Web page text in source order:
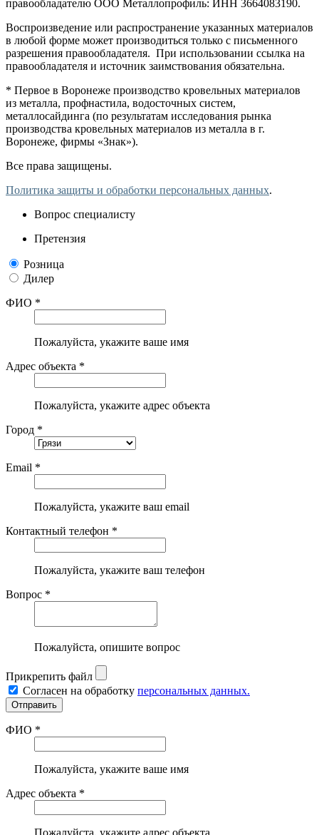
правообладателю ООО Металлопрофиль: ИНН 3664083190.
Воспроизведение или распространение указанных материалов
в любой форме может производиться только с письменного
разрешения правообладателя. При использовании ссылка на
правообладателя и источник заимствования обязательна.
* Первое в Воронеже производство кровельных материалов
из металла, профнастила, водосточных систем,
металлосайдинга (по результатам исследования рынка
производства кровельных материалов из металла в г.
Воронеже, фирмы «Знак»).
Все права защищены.
Политика защиты и обработки персональных данных.
Вопрос специалисту
Претензия
Розница
Дилер
ФИО *
Пожалуйста, укажите ваше имя
Адрес объекта *
Пожалуйста, укажите адрес объекта
Город *
Email *
Пожалуйста, укажите ваш email
Контактный телефон *
Пожалуйста, укажите ваш телефон
Вопрос *
Пожалуйста, опишите вопрос
Прикрепить файл
Согласен на обработку персональных данных.
ФИО *
Пожалуйста, укажите ваше имя
Адрес объекта *